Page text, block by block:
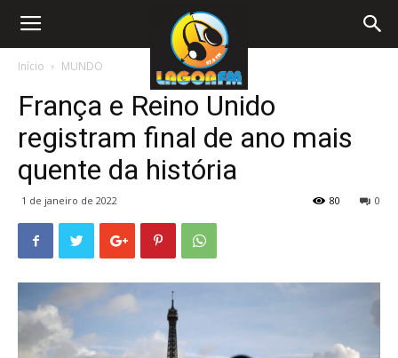
Início MUNDO
França e Reino Unido
registram final de ano mais
quente da história
1 de janeiro de 2022 0
80